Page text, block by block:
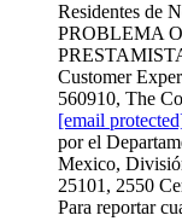
Residentes de
PROBLEMA
Customer
560910, The
[email
por el
Mexico,
25101, 2550
Para reportar